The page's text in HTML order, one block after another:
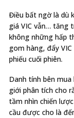
Điều bất ngờ là dù
giá VIC vẫn… tăng
không những hấp
gom hàng, đẩy
phiếu cuối phiên.
Danh tính bên
giới phân tích cho
tầm nhìn chiến
cầu được cho là